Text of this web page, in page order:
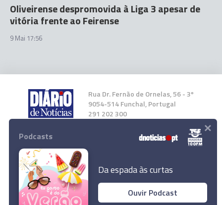
Proteção Civil em São Vicente reforçada com
Oliveirense despromovida à Liga 3 apesar de
vitória frente ao Feirense
9 Mai 17:56
Rua Dr. Fernão de Ornelas, 56 - 3º
9054-514 Funchal, Portugal
291 202 300
Instale a nossa App
© 2026 Empresa Diário de Notícias, Lda.
Podcasts
Da espada às curtas
Ouvir Podcast
×